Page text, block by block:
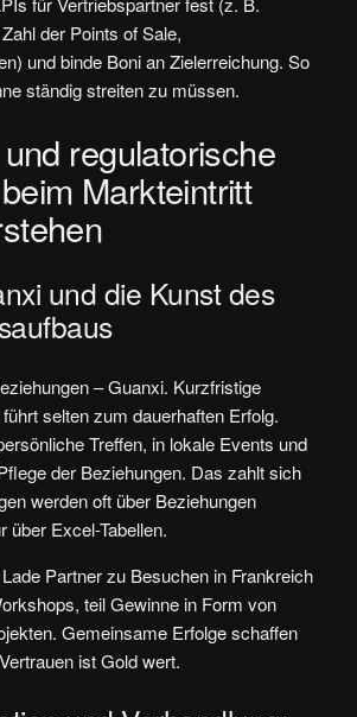
der Points of Sale,
und binde Boni an Zielerreichung. So
ständig streiten zu müssen.
regulatorische
Markteintritt
und die Kunst des
– Guanxi. Kurzfristige
selten zum dauerhaften Erfolg.
Treffen, in lokale Events und
der Beziehungen. Das zahlt sich
werden oft über Beziehungen
über Excel-Tabellen.
Partner zu Besuchen in Frankreich
teil Gewinne in Form von
Gemeinsame Erfolge schaffen
ist Gold wert.